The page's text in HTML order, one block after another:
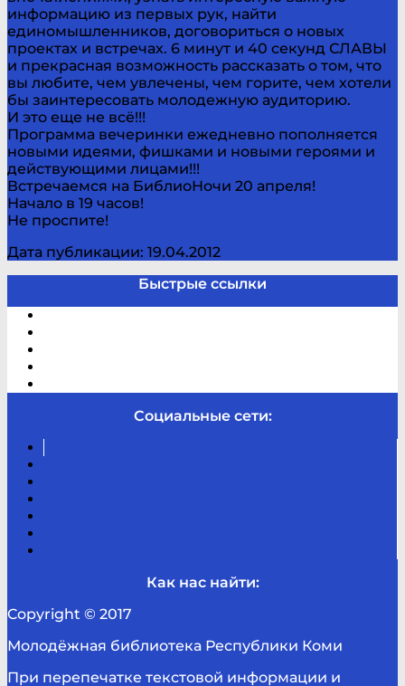
информацию из первых рук, найти
единомышленников, договориться о новых
проектах и встречах. 6 минут и 40 секунд СЛАВЫ
и прекрасная возможность рассказать о том, что
вы любите, чем увлечены, чем горите, чем хотели
бы заинтересовать молодежную аудиторию.
И это еще не всё!!!
Программа вечеринки ежедневно пополняется
новыми идеями, фишками и новыми героями и
действующими лицами!!!
Встречаемся на БиблиоНочи 20 апреля!
Начало в 19 часов!
Не проспите!
Дата публикации: 19.04.2012
Быстрые ссылки
Социальные сети:
Как нас найти:
Copyright © 2017
Молодёжная библиотека Республики Коми
При перепечатке текстовой информации и